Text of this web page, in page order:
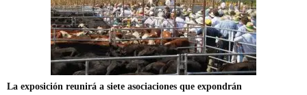
La exposición reunirá a siete asociaciones que expondrán